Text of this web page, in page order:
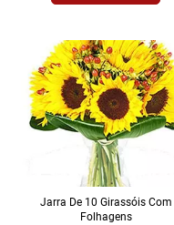
Jarra De 10 Girassóis Com
Folhagens